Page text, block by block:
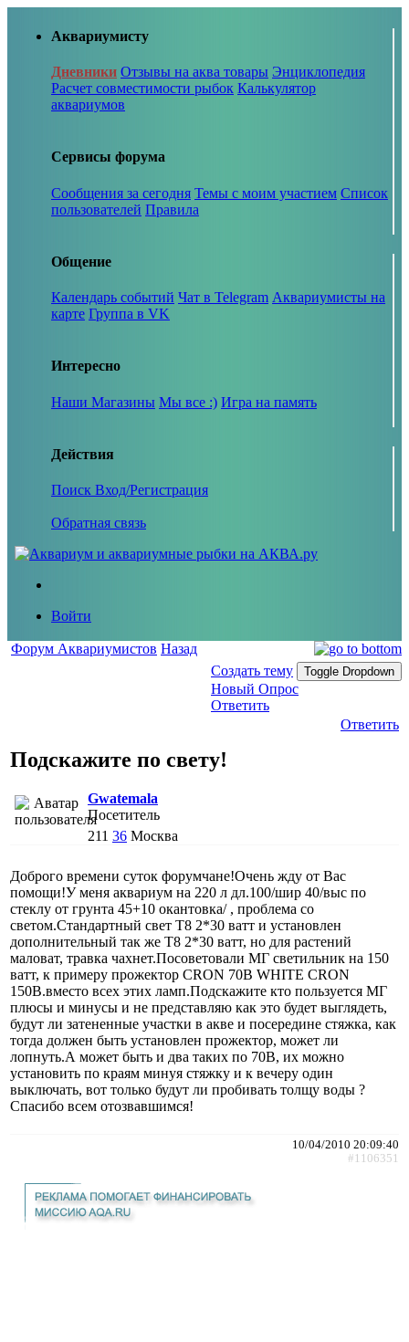
Аквариумисту
Дневники Отзывы на аква товары Энциклопедия
Расчет совместимости рыбок Калькулятор
аквариумов
Сервисы форума
Сообщения за сегодня Темы с моим участием Список
пользователей Правила
Общение
Календарь событий Чат в Telegram Аквариумисты на
карте Группа в VK
Интересно
Наши Магазины Мы все :) Игра на память
Действия
Поиск Вход/Регистрация
Обратная связь
Войти
Форум Аквариумистов Назад
Создать тему
Toggle Dropdown
Новый Опрос
Ответить
Ответить
Подскажите по свету!
Gwatemala
Посетитель
211 36 Москва
Доброго времени суток форумчане!Очень жду от Вас
помощи!У меня аквариум на 220 л дл.100/шир 40/выс по
стеклу от грунта 45+10 окантовка/ , проблема со
светом.Стандартный свет Т8 2*30 ватт и установлен
дополнительный так же Т8 2*30 ватт, но для растений
маловат, травка чахнет.Посоветовали МГ светильник на 150
ватт, к примеру прожектор CRON 70B WHITE CRON
150B.вместо всех этих ламп.Подскажите кто пользуется МГ
плюсы и минусы и не представляю как это будет выглядеть,
будут ли затененные участки в акве и посередине стяжка, как
тогда должен быть установлен прожектор, может ли
лопнуть.А может быть и два таких по 70В, их можно
установить по краям минуя стяжку и к вечеру один
выключать, вот только будут ли пробивать толщу воды ?
Спасибо всем отозвавшимся!
10/04/2010 20:09:40
#1106351